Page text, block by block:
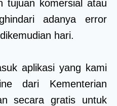
tujuan komersial atau
adanya error
hari.
aplikasi yang kami
dari Kementerian
secara gratis untuk